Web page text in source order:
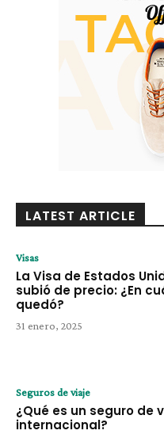
LATEST ARTICLE
Visas
La Visa de Estados
subió de precio: ¿En
quedó?
31 enero, 2025
Seguros de viaje
¿Qué es un seguro de
internacional?